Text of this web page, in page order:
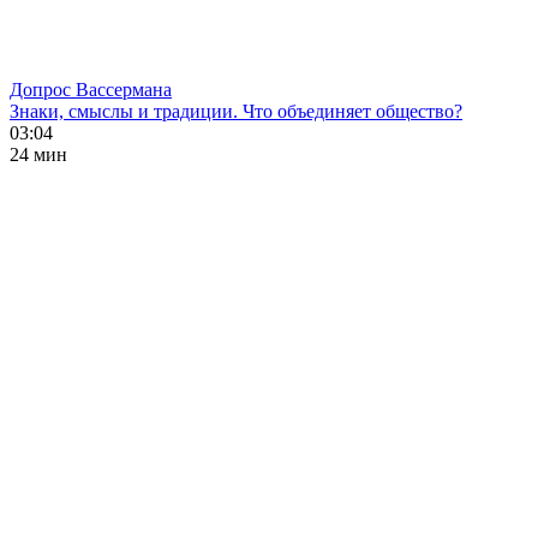
Допрос Вассермана
Знаки, смыслы и традиции. Что объединяет общество?
03:04
24 мин